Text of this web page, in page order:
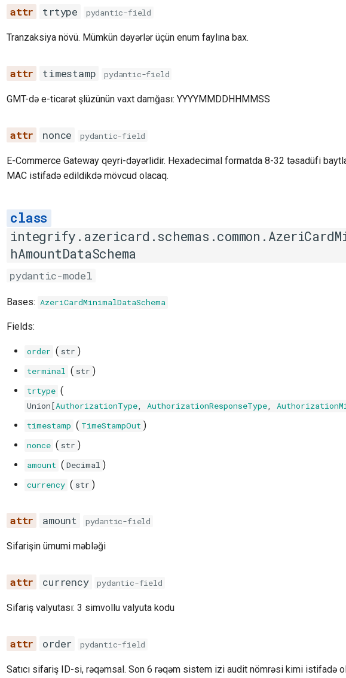
trtype pydantic-field
Tranzaksiya növü. Mümkün dəyərlər üçün enum faylına bax.
timestamp pydantic-field
GMT-də e-ticarət şlüzünün vaxt damğası: YYYYMMDDHHMMSS
nonce pydantic-field
E-Commerce Gateway qeyri-dəyərlidir. Hexadecimal formatda 8-32 təsadüfi
MAC istifadə edildikdə mövcud olacaq.
hAmountDataSchema
pydantic-model
Bases: AzeriCardMinimalDataSchema
Fields:
order ( str )
terminal ( str )
trtype (
Union[AuthorizationType, AuthorizationResponseType,
timestamp ( TimeStampOut )
nonce ( str )
amount ( Decimal )
currency ( str )
amount pydantic-field
Sifarişin ümumi məbləği
currency pydantic-field
Sifariş valyutası: 3 simvollu valyuta kodu
order pydantic-field
Satıcı sifariş ID-si, rəqəmsal. Son 6 rəqəm sistem izi audit nömrəsi kimi istifadə